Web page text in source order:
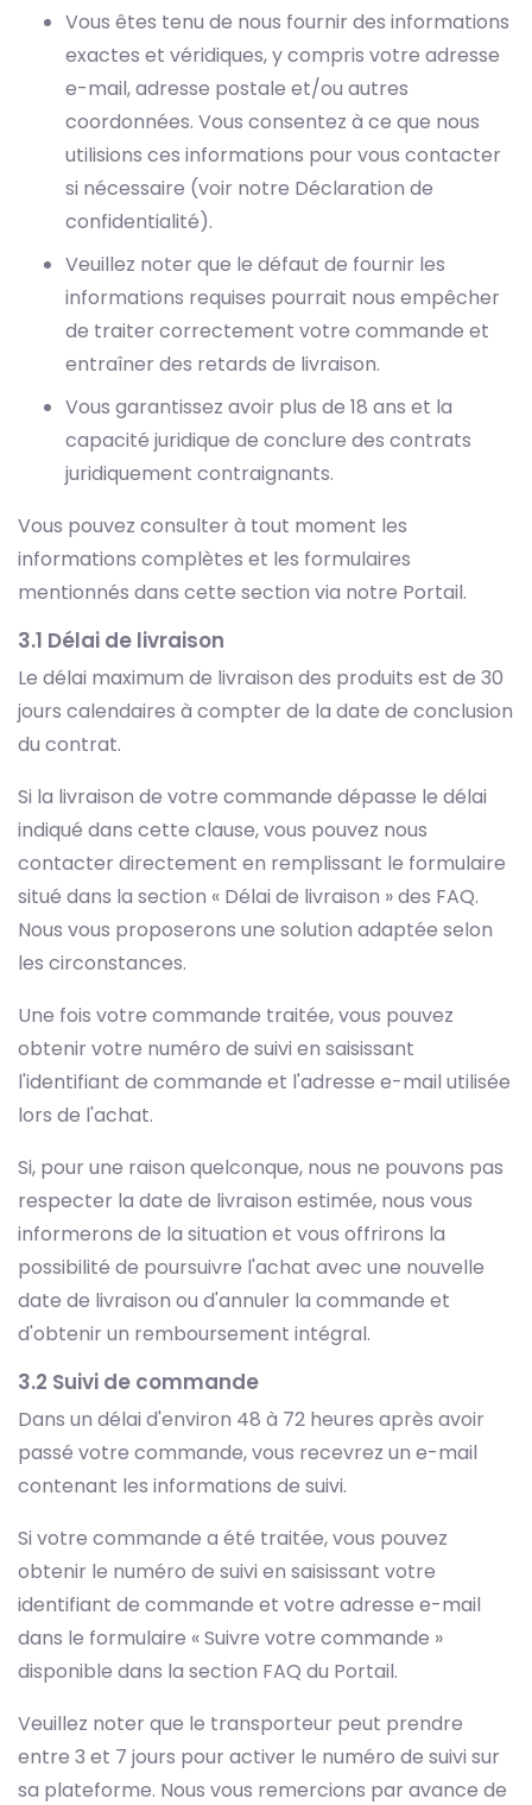
Vous êtes tenu de nous fournir des informations
exactes et véridiques, y compris votre adresse
e-mail, adresse postale et/ou autres
coordonnées. Vous consentez à ce que nous
utilisions ces informations pour vous contacter
si nécessaire (voir notre Déclaration de
confidentialité).
Veuillez noter que le défaut de fournir les
informations requises pourrait nous empêcher
de traiter correctement votre commande et
entraîner des retards de livraison.
Vous garantissez avoir plus de 18 ans et la
capacité juridique de conclure des contrats
juridiquement contraignants.
Vous pouvez consulter à tout moment les
informations complètes et les formulaires
mentionnés dans cette section via notre Portail.
3.1 Délai de livraison
Le délai maximum de livraison des produits est de 30
jours calendaires à compter de la date de conclusion
du contrat.
Si la livraison de votre commande dépasse le délai
indiqué dans cette clause, vous pouvez nous
contacter directement en remplissant le formulaire
situé dans la section « Délai de livraison » des FAQ.
Nous vous proposerons une solution adaptée selon
les circonstances.
Une fois votre commande traitée, vous pouvez
obtenir votre numéro de suivi en saisissant
l'identifiant de commande et l'adresse e-mail utilisée
lors de l'achat.
Si, pour une raison quelconque, nous ne pouvons pas
respecter la date de livraison estimée, nous vous
informerons de la situation et vous offrirons la
possibilité de poursuivre l'achat avec une nouvelle
date de livraison ou d'annuler la commande et
d'obtenir un remboursement intégral.
3.2 Suivi de commande
Dans un délai d'environ 48 à 72 heures après avoir
passé votre commande, vous recevrez un e-mail
contenant les informations de suivi.
Si votre commande a été traitée, vous pouvez
obtenir le numéro de suivi en saisissant votre
identifiant de commande et votre adresse e-mail
dans le formulaire « Suivre votre commande »
disponible dans la section FAQ du Portail.
Veuillez noter que le transporteur peut prendre
entre 3 et 7 jours pour activer le numéro de suivi sur
sa plateforme. Nous vous remercions par avance de